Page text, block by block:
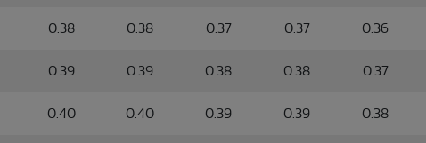
0.38 0.38 0.37 0.37 0.36
0.39 0.39 0.38 0.38 0.37
0.40 0.40 0.39 0.39 0.38